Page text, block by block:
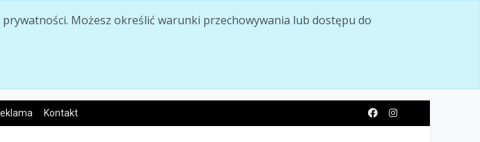
Możesz określić warunki przechowywania lub dostępu do
Kontakt